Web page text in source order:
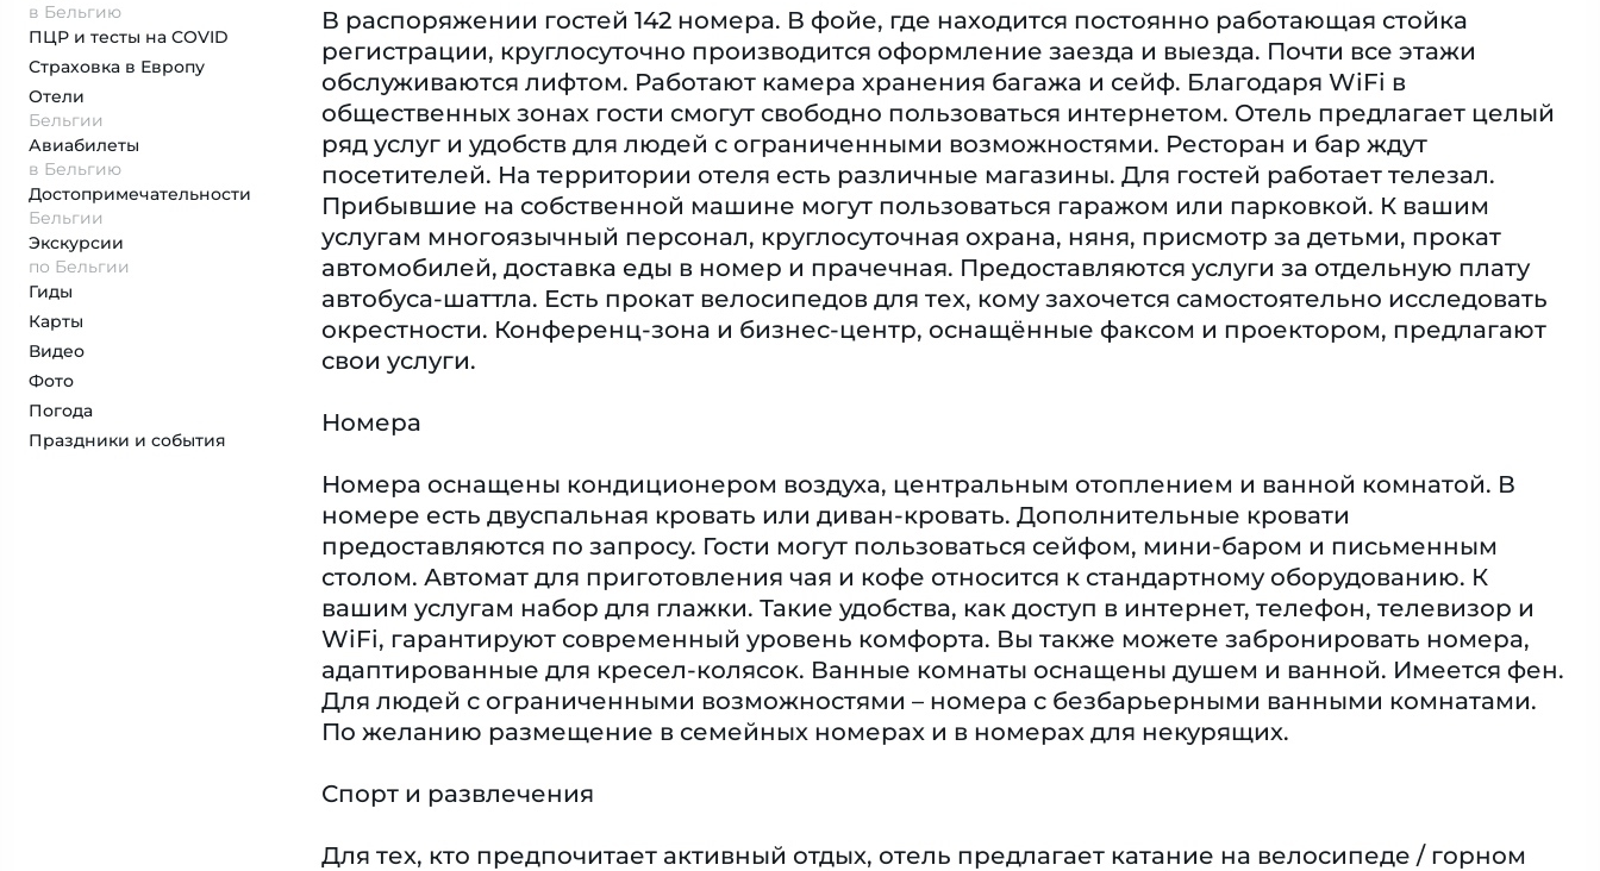
в Бельгию
ПЦР и тесты на COVID
Страховка в Европу
Отели
Бельгии
Авиабилеты
в Бельгию
Достопримеча­тельности
Бельгии
Экскурсии
по Бельгии
Гиды
Карты
Видео
Фото
Погода
Праздники и события
В распоряжении гостей 142 номера. В фойе, где находится постоянно работающая стойка
регистрации, круглосуточно производится оформление заезда и выезда. Почти все этажи
обслуживаются лифтом. Работают камера хранения багажа и сейф. Благодаря WiFi в
общественных зонах гости смогут свободно пользоваться интернетом. Отель предлагает целый
ряд услуг и удобств для людей с ограниченными возможностями. Ресторан и бар ждут
посетителей. На территории отеля есть различные магазины. Для гостей работает телезал.
Прибывшие на собственной машине могут пользоваться гаражом или парковкой. К вашим
услугам многоязычный персонал, круглосуточная охрана, няня, присмотр за детьми, прокат
автомобилей, доставка еды в номер и прачечная. Предоставляются услуги за отдельную плату
автобуса-шаттла. Есть прокат велосипедов для тех, кому захочется самостоятельно исследовать
окрестности. Конференц-зона и бизнес-центр, оснащённые факсом и проектором, предлагают
свои услуги.
Номера
Номера оснащены кондиционером воздуха, центральным отоплением и ванной комнатой. В
номере есть двуспальная кровать или диван-кровать. Дополнительные кровати
предоставляются по запросу. Гости могут пользоваться сейфом, мини-баром и письменным
столом. Автомат для приготовления чая и кофе относится к стандартному оборудованию. К
вашим услугам набор для глажки. Такие удобства, как доступ в интернет, телефон, телевизор и
WiFi, гарантируют современный уровень комфорта. Вы также можете забронировать номера,
адаптированные для кресел-колясок. Ванные комнаты оснащены душем и ванной. Имеется фен.
Для людей с ограниченными возможностями – номера с безбарьерными ванными комнатами.
По желанию размещение в семейных номерах и в номерах для некурящих.
Спорт и развлечения
Для тех, кто предпочитает активный отдых, отель предлагает катание на велосипеде / горном